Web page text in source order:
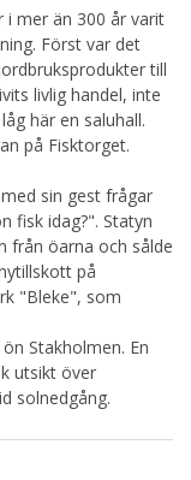
i mer än 300 år varit
Först var det
till
livlig handel, inte
här en saluhall.
på Fisktorget.
sin gest frågar
fisk idag?". Statyn
från öarna och sålde
på
"Bleke", som
Stakholmen. En
utsikt över
solnedgång.